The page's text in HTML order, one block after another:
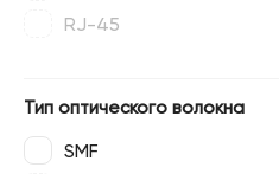
1590
RJ-45
Тип оптического волокна
SMF